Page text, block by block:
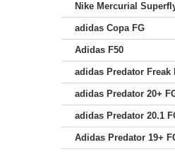
Nike Mercurial
adidas Copa FG
Adidas F50
adidas Predator Freak
adidas Predator 20+
adidas Predator 20.1
Adidas Predator 19+